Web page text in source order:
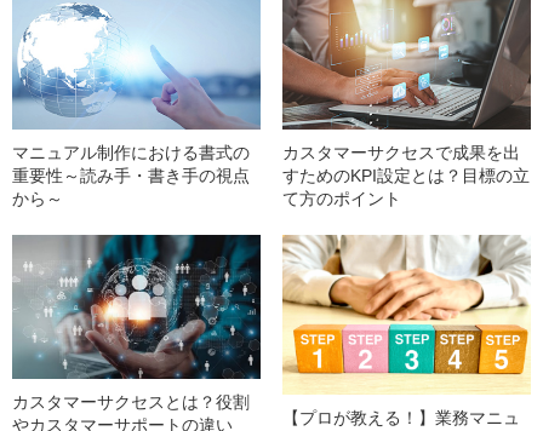
マニュアル制作における書式の
重要性～読み手・書き手の視点
から～
カスタマーサクセスで成果を出
すためのKPI設定とは？目標の立
て方のポイント
カスタマーサクセスとは？役割
やカスタマーサポートの違い
【プロが教える！】業務マニュ